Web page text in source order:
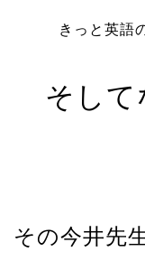
きっと英語
そして
その今井先